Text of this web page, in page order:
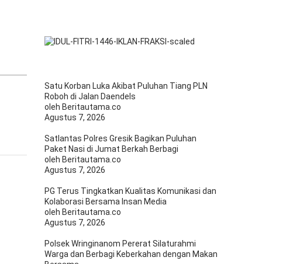
Satu Korban Luka Akibat Puluhan Tiang PLN
Roboh di Jalan Daendels
oleh Beritautama.co
Agustus 7, 2026
Satlantas Polres Gresik Bagikan Puluhan
Paket Nasi di Jumat Berkah Berbagi
oleh Beritautama.co
Agustus 7, 2026
PG Terus Tingkatkan Kualitas Komunikasi dan
Kolaborasi Bersama Insan Media
oleh Beritautama.co
Agustus 7, 2026
Polsek Wringinanom Pererat Silaturahmi
Warga dan Berbagi Keberkahan dengan Makan